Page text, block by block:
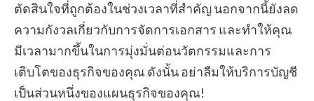
ตัดสินใจที่ถูกต้องในช่วงเวลาที่สำคัญ นอกจากนี้ยังลด
ความกังวลเกี่ยวกับการจัดการเอกสาร และทำให้คุณ
มีเวลามากขึ้นในการมุ่งมั่นต่อนวัตกรรมและการ
เติบโตของธุรกิจของคุณ ดังนั้น อย่าลืมให้บริการบัญชี
เป็นส่วนหนึ่งของแผนธุรกิจของคุณ!